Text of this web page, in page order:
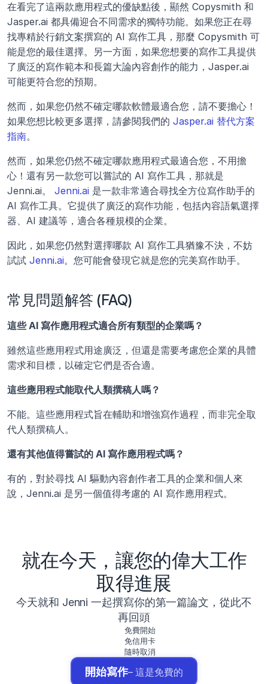
在看完了這兩款應用程式的優缺點後，顯然 Copysmith 和
Jasper.ai 都具備迎合不同需求的獨特功能。如果您正在尋
找專精於行銷文案撰寫的 AI 寫作工具，那麼 Copysmith 可
能是您的最佳選擇。另一方面，如果您想要的寫作工具提供
了廣泛的寫作範本和長篇大論內容創作的能力，Jasper.ai
可能更符合您的預期。
然而，如果您仍然不確定哪款軟體最適合您，請不要擔心！
如果您想比較更多選擇，請參閱我們的 Jasper.ai 替代方案
指南。
然而，如果您仍然不確定哪款應用程式最適合您，不用擔
心！還有另一款您可以嘗試的 AI 寫作工具，那就是
Jenni.ai。
Jenni.ai 是一款非常適合尋找全方位寫作助手的
AI 寫作工具。它提供了廣泛的寫作功能，包括內容語氣選擇
器、AI 建議等，適合各種規模的企業。
因此，如果您仍然對選擇哪款 AI 寫作工具猶豫不決，不妨
試試 Jenni.ai。您可能會發現它就是您的完美寫作助手。
常見問題解答 (FAQ)
這些 AI 寫作應用程式適合所有類型的企業嗎？
雖然這些應用程式用途廣泛，但還是需要考慮您企業的具體
需求和目標，以確定它們是否合適。
這些應用程式能取代人類撰稿人嗎？
不能。這些應用程式旨在輔助和增強寫作過程，而非完全取
代人類撰稿人。
還有其他值得嘗試的 AI 寫作應用程式嗎？
有的，對於尋找 AI 驅動內容創作者工具的企業和個人來
說，Jenni.ai 是另一個值得考慮的 AI 寫作應用程式。
就在今天，讓您的偉大工作
取得進展
今天就和 Jenni 一起撰寫你的第一篇論文，從此不
再回頭
免費開始
免信用卡
隨時取消
開始寫作– 這是免費的